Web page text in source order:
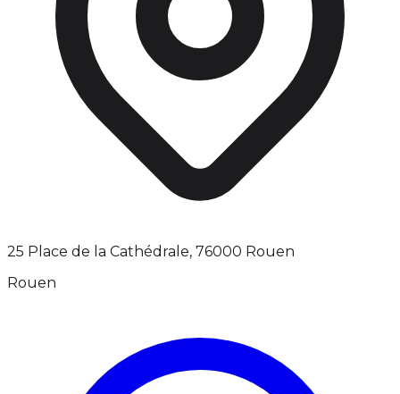
25 Place de la Cathédrale, 76000 Rouen
Rouen